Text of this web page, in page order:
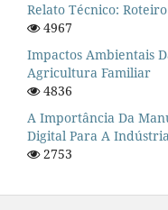
Relato Técnico:
4967
Impactos Ambientais
Agricultura Familiar
4836
A Importância Da
Digital Para A
2753